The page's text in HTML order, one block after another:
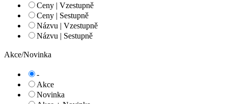
Ceny | Vzestupně
Ceny | Sestupně
Názvu | Vzestupně
Názvu | Sestupně
Akce/Novinka
-
Akce
Novinka